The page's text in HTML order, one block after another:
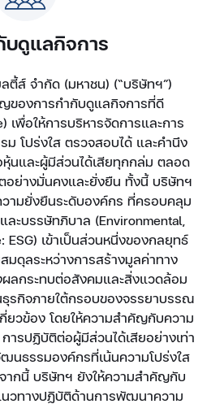
บดูแลกิจการ
ตี้ส์ จำกัด (มหาชน) (“บริษัทฯ”)
ของการกำกับดูแลกิจการที่ดี
เพื่อให้การบริหารจัดการและการ
ม โปร่งใส ตรวจสอบได้ และคำนึง
นและผู้มีส่วนได้เสียทุกกล่ม ตลอด
อย่างมั่นคงและยั่งยืน ทั้งนี้ บริษัทฯ
ามยั่งยืนระดับองค์กร ที่ครอบคลุม
ะบรรษัทภิบาล (Environmental,
ESG) เข้าเป็นส่วนหนึ่งของกลยุทธ์
มดุลระหว่างการสร้างมูลค่าทาง
ผลกระทบต่อสังคมและสิ่งแวดล้อม
รกิจภายใต้กรอบของจรรยาบรรณ
ยวข้อง โดยให้ความสำคัญกับความ
ารปฏิบัติต่อผู้มีส่วนได้เสียอย่างเท่า
นธรรมองค์กรที่เน้นความโปร่งใส
ากนี้ บริษัทฯ ยังให้ความสำคัญกับ
วทางปฏิบัติด้านการพัฒนาความ